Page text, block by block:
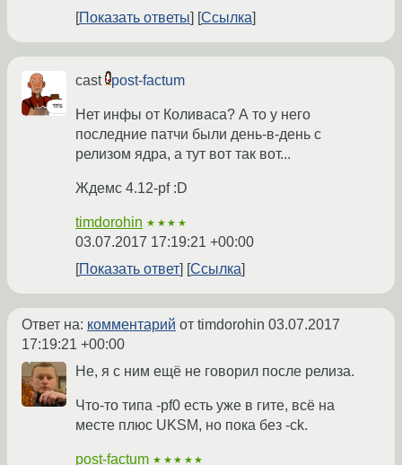
Показать ответы
Ссылка
cast post-factum
Нет инфы от Коливаса? А то у него
последние патчи были день-в-день с
релизом ядра, а тут вот так вот...
Ждемс 4.12-pf :D
timdorohin ★★★★
03.07.2017 17:19:21 +00:00
Показать ответ
Ссылка
Ответ на: комментарий от timdorohin 03.07.2017
17:19:21 +00:00
Не, я с ним ещё не говорил после релиза.
Что-то типа -pf0 есть уже в гите, всё на
месте плюс UKSM, но пока без -ck.
post-factum ★★★★★